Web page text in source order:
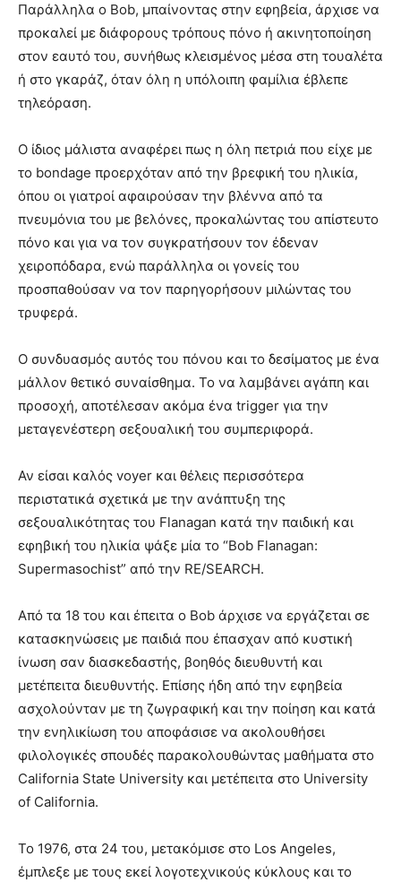
Παράλληλα ο Bob, μπαίνοντας στην εφηβεία, άρχισε να
προκαλεί με διάφορους τρόπους πόνο ή ακινητοποίηση
στον εαυτό του, συνήθως κλεισμένος μέσα στη τουαλέτα
ή στο γκαράζ, όταν όλη η υπόλοιπη φαμίλια έβλεπε
τηλεόραση.
Ο ίδιος μάλιστα αναφέρει πως η όλη πετριά που είχε με
το bondage προερχόταν από την βρεφική του ηλικία,
όπου οι γιατροί αφαιρούσαν την βλέννα από τα
πνευμόνια του με βελόνες, προκαλώντας του απίστευτο
πόνο και για να τον συγκρατήσουν τον έδεναν
χειροπόδαρα, ενώ παράλληλα οι γονείς του
προσπαθούσαν να τον παρηγορήσουν μιλώντας του
τρυφερά.
Ο συνδυασμός αυτός του πόνου και το δεσίματος με ένα
μάλλον θετικό συναίσθημα. Το να λαμβάνει αγάπη και
προσοχή, αποτέλεσαν ακόμα ένα trigger για την
μεταγενέστερη σεξουαλική του συμπεριφορά.
Αν είσαι καλός voyer και θέλεις περισσότερα
περιστατικά σχετικά με την ανάπτυξη της
σεξουαλικότητας του Flanagan κατά την παιδική και
εφηβική του ηλικία ψάξε μία το “Bob Flanagan:
Supermasochist” από την RE/SEARCH.
Από τα 18 του και έπειτα o Bob άρχισε να εργάζεται σε
κατασκηνώσεις με παιδιά που έπασχαν από κυστική
ίνωση σαν διασκεδαστής, βοηθός διευθυντή και
μετέπειτα διευθυντής. Επίσης ήδη από την εφηβεία
ασχολούνταν με τη ζωγραφική και την ποίηση και κατά
την ενηλικίωση του αποφάσισε να ακολουθήσει
φιλολογικές σπουδές παρακολουθώντας μαθήματα στο
California State University και μετέπειτα στο University
of California.
Το 1976, στα 24 του, μετακόμισε στο Los Angeles,
έμπλεξε με τους εκεί λογοτεχνικούς κύκλους και το